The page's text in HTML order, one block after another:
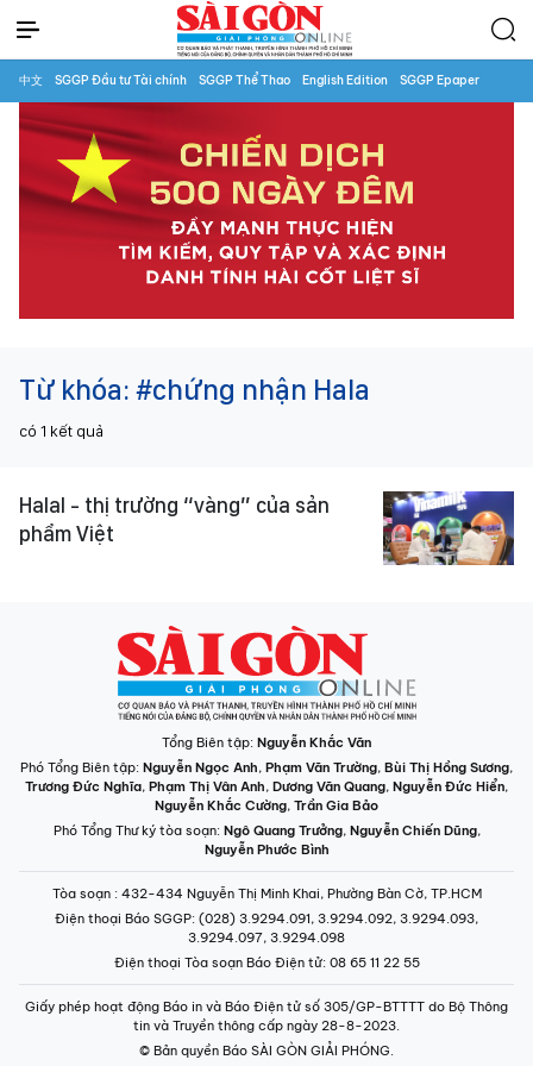
中文 SGGP Đầu tư Tài chính SGGP Thể Thao English Edition SGGP Epaper
Từ khóa: #chứng nhận Hala
có 1 kết quả
Halal - thị trường “vàng” của sản
phẩm Việt
Tổng Biên tập: Nguyễn Khắc Văn
Phó Tổng Biên tập: Nguyễn Ngọc Anh, Phạm Văn Trường, Bùi Thị Hồng Sương,
Trương Đức Nghĩa, Phạm Thị Vân Anh, Dương Văn Quang, Nguyễn Đức Hiển,
Nguyễn Khắc Cường, Trần Gia Bảo
Phó Tổng Thư ký tòa soạn: Ngô Quang Trưởng, Nguyễn Chiến Dũng,
Nguyễn Phước Bình
Tòa soạn : 432-434 Nguyễn Thị Minh Khai, Phường Bàn Cờ, TP.HCM
Điện thoại Báo SGGP: (028) 3.9294.091, 3.9294.092, 3.9294.093,
3.9294.097, 3.9294.098
Điện thoại Tòa soạn Báo Điện tử: 08 65 11 22 55
Giấy phép hoạt động Báo in và Báo Điện tử số 305/GP-BTTTT do Bộ Thông
tin và Truyền thông cấp ngày 28-8-2023.
© Bản quyền Báo SÀI GÒN GIẢI PHÓNG.